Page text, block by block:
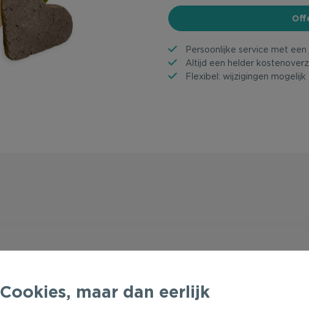
Persoonlijke service met een
Altijd een helder
Flexibel: wijzigingen
Cookies, maar dan eerlijk